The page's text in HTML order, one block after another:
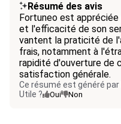
Résumé des avis
Fortuneo est
et l'efficacité de son
vantent la praticité de
frais, notamment à
rapidité d'ouverture de
satisfaction générale.
Ce résumé est généré par
Utile ?
Oui Non